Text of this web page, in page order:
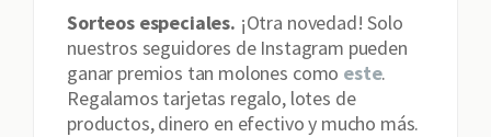
Sorteos especiales. ¡Otra novedad! Solo
nuestros seguidores de Instagram pueden
ganar premios tan molones como este.
Regalamos tarjetas regalo, lotes de
productos, dinero en efectivo y mucho más.